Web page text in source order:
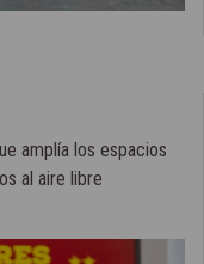
amplía los espacios
al aire libre